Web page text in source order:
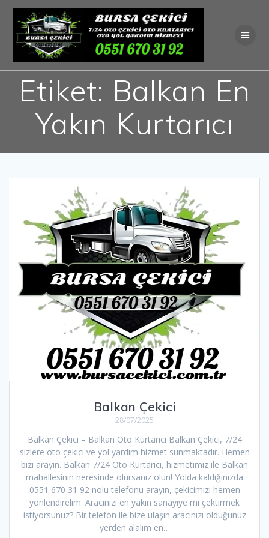
Skip
to
content
Etiket: Balkan En
Yakın Kurtarıcı
Balkan Çekici
28/07/2025
Balkan Çekici – Balkan Oto Kurtarıcı Balkan Çekici, 7/24
sizlere oto çekici ve yol yardım hizmet sunmaktadır. Hemen
bizi arayın. Balkan 7/24 Oto Kurtarıcı, hizmetimiz ile Balkan
mahallesinin neresinde olursanız olun! Yolda kaldığınızda
0551 670 31 92 nolu telefonu arayın, çekicimizi hemen
yönlendirelim. Aracınızı en yakın sanayiye mi çektirmek
istiyorsunuz? Bir telefon ile bize ulaşın aracınızı olduğunuz
yerden alalım en…